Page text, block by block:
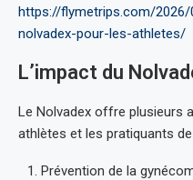
https://flymetrips.com/
nolvadex-pour-les-athletes/
L’impact du
Le Nolvadex offre plusieurs
athlètes et les pratiquants
Prévention de la